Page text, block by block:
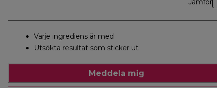
Jämför
Varje ingrediens är med
Utsökta resultat som sticker ut
Meddela mig